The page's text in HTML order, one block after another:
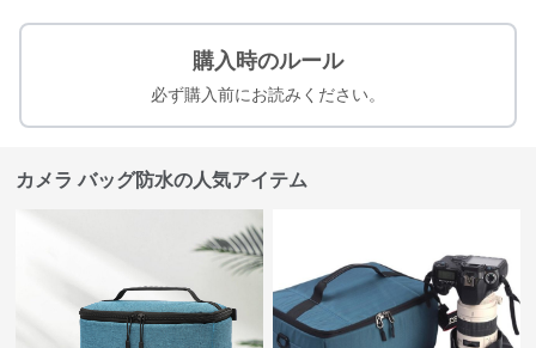
購入時のルール
必ず購入前にお読みください。
カメラ バッグ防水の人気アイテム